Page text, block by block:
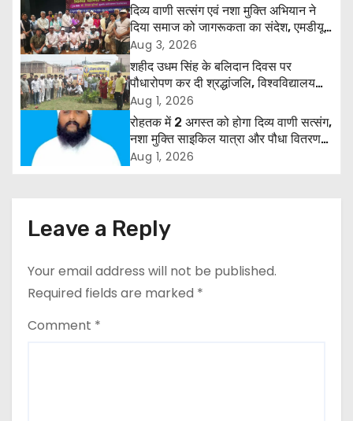
n
a
v
i
g
o
दिव्य वाणी सत्संग एवं नशा मुक्ति अभियान ने
दिया समाज को जागरूकता का संदेश, एमडीयू
रोहतक में हजारों लोगों ने लिया संकल्प
Aug 3, 2026
शहीद उधम सिंह के बलिदान दिवस पर
पौधारोपण कर दी श्रद्धांजलि, विश्वविद्यालय
और राजपत्रित अवकाश बहाल करने की उठी
मांग
Aug 1, 2026
रोहतक में 2 अगस्त को होगा दिव्य वाणी सत्संग,
नशा मुक्ति साइकिल यात्रा और पौधा वितरण
कार्यक्रम
Aug 1, 2026
Leave a Reply
Your email address will not be published.
Required fields are marked *
Comment *